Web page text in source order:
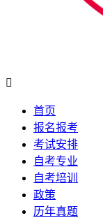

首页
报名报考
考试安排
自考专业
自考培训
政策
历年真题